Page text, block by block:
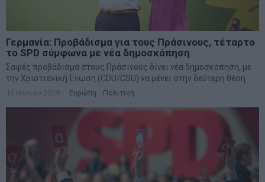
Γερμανία: Προβάδισμα για τους Πράσινους, τέταρτο
το SPD σύμφωνα με νέα δημοσκόπηση
Σαφές προβάδισμα στους Πράσινους δίνει νέα δημοσκόπηση, με
την Χριστιανική Ένωση (CDU/CSU) να μένει στην δεύτερη θέση
16 Ιουνίου 2019 Ευρώπη Πολιτική